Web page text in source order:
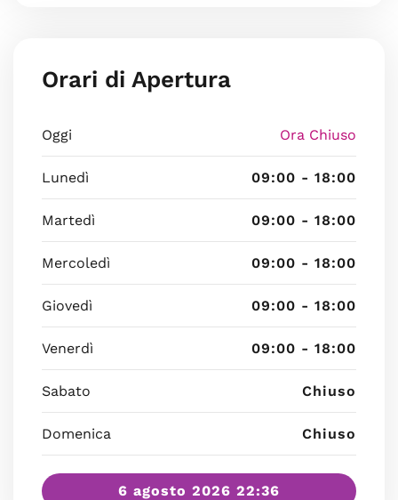
Orari di Apertura
Oggi Ora Chiuso
Lunedì 09:00 - 18:00
Martedì 09:00 - 18:00
Mercoledì 09:00 - 18:00
Giovedì 09:00 - 18:00
Venerdì 09:00 - 18:00
Sabato Chiuso
Domenica Chiuso
6 agosto 2026 22:36